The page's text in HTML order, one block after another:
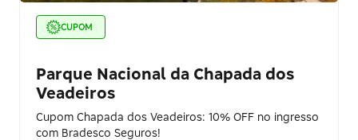
CUPOM
Parque Nacional da Chapada dos
Veadeiros
Cupom Chapada dos Veadeiros: 10% OFF no ingresso
com Bradesco Seguros!